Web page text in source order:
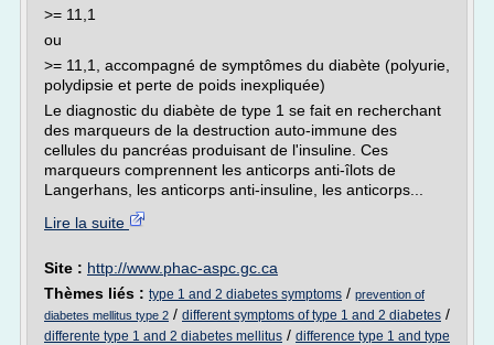
>= 11,1
ou
>= 11,1, accompagné de symptômes du diabète (polyurie,
polydipsie et perte de poids inexpliquée)
Le diagnostic du diabète de type 1 se fait en recherchant
des marqueurs de la destruction auto-immune des
cellules du pancréas produisant de l'insuline. Ces
marqueurs comprennent les anticorps anti-îlots de
Langerhans, les anticorps anti-insuline, les anticorps...
Lire la suite
Site : http://www.phac-aspc.gc.ca
Thèmes liés : type 1 and 2 diabetes symptoms / prevention of
diabetes mellitus type 2 / different symptoms of type 1 and 2 diabetes /
differente type 1 and 2 diabetes mellitus / difference type 1 and type